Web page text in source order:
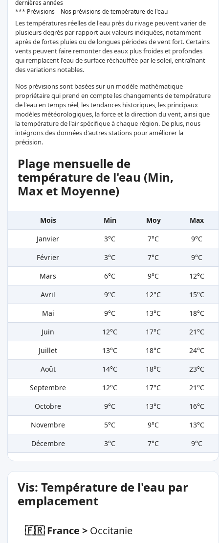
dernières années
*** Prévisions – Nos prévisions de température de l'eau
Les températures réelles de l'eau près du rivage peuvent varier de
plusieurs degrés par rapport aux valeurs indiquées, notamment
après de fortes pluies ou de longues périodes de vent fort. Certains
vents peuvent faire remonter des eaux plus froides et profondes
qui remplacent l'eau de surface réchauffée par le soleil, entraînant
des variations notables.
Nos prévisions sont basées sur un modèle mathématique
propriétaire qui prend en compte les changements de température
de l'eau en temps réel, les tendances historiques, les principaux
modèles météorologiques, la force et la direction du vent, ainsi que
la température de l'air spécifique à chaque région. De plus, nous
intégrons des données d'autres stations pour améliorer la
précision.
Plage mensuelle de
température de l'eau (Min,
Max et Moyenne)
Mois Min Moy
Max
Janvier
3°C 7°C
9°C
Février
3°C 7°C
9°C
Mars
6°C 9°C
12°C
Avril
9°C 12°C
15°C
Mai
9°C 13°C
18°C
Juin
12°C 17°C
21°C
Juillet
13°C 18°C
24°C
Août
14°C 18°C
23°C
Septembre
12°C 17°C
21°C
Octobre
9°C 13°C
16°C
Novembre
5°C 9°C
13°C
Décembre
3°C 7°C 9°C
Vis: Température de l'eau par
emplacement
🇫🇷 France > Occitanie